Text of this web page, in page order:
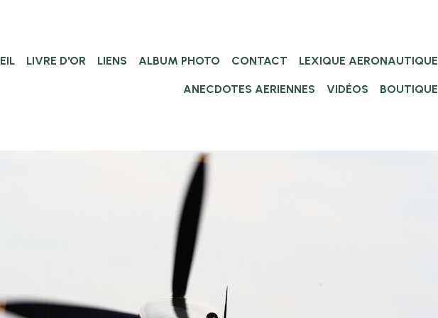
LIVRE D'OR LIENS ALBUM PHOTO CONTACT LEXIQUE AERONAUTIQUE
ANECDOTES AERIENNES VIDÉOS BOUTIQUE